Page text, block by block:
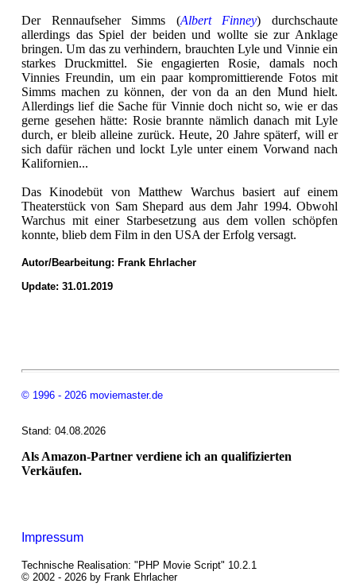
Der Rennaufseher Simms (Albert Finney) durchschaute
allerdings das Spiel der beiden und wollte sie zur Anklage
bringen. Um das zu verhindern, brauchten Lyle und Vinnie ein
starkes Druckmittel. Sie engagierten Rosie, damals noch
Vinnies Freundin, um ein paar kompromittierende Fotos mit
Simms machen zu können, der von da an den Mund hielt.
Allerdings lief die Sache für Vinnie doch nicht so, wie er das
gerne gesehen hätte: Rosie brannte nämlich danach mit Lyle
durch, er bleib alleine zurück. Heute, 20 Jahre späterf, will er
sich dafür rächen und lockt Lyle unter einem Vorwand nach
Kalifornien...
Das Kinodebüt von Matthew Warchus basiert auf einem
Theaterstück von Sam Shepard aus dem Jahr 1994. Obwohl
Warchus mit einer Starbesetzung aus dem vollen schöpfen
konnte, blieb dem Film in den USA der Erfolg versagt.
Autor/Bearbeitung: Frank Ehrlacher
Update: 31.01.2019
© 1996 - 2026 moviemaster.de
Stand: 04.08.2026
Als Amazon-Partner verdiene ich an qualifizierten
Verkäufen.
Impressum
Technische Realisation: "PHP Movie Script" 10.2.1
© 2002 - 2026 by Frank Ehrlacher